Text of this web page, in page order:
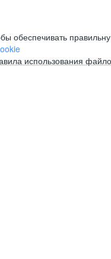
обеспечивать
использования